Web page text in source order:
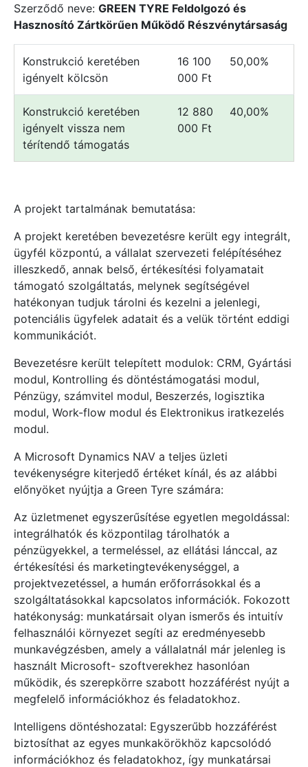
Szerződő neve: GREEN TYRE Feldolgozó és
Hasznosító Zártkörűen Működő Részvénytársaság
Konstrukció keretében
igényelt kölcsön
16 100
000 Ft
50,00%
Konstrukció keretében
igényelt vissza nem
térítendő támogatás
12 880
000 Ft
40,00%
A projekt tartalmának bemutatása:
A projekt keretében bevezetésre került egy integrált,
ügyfél központú, a vállalat szervezeti felépítéséhez
illeszkedő, annak belső, értékesítési folyamatait
támogató szolgáltatás, melynek segítségével
hatékonyan tudjuk tárolni és kezelni a jelenlegi,
potenciális ügyfelek adatait és a velük történt eddigi
kommunikációt.
Bevezetésre került telepített modulok: CRM, Gyártási
modul, Kontrolling és döntéstámogatási modul,
Pénzügy, számvitel modul, Beszerzés, logisztika
modul, Work-flow modul és Elektronikus iratkezelés
modul.
A Microsoft Dynamics NAV a teljes üzleti
tevékenységre kiterjedő értéket kínál, és az alábbi
előnyöket nyújtja a Green Tyre számára:
Az üzletmenet egyszerűsítése egyetlen megoldással:
integrálhatók és központilag tárolhatók a
pénzügyekkel, a termeléssel, az ellátási lánccal, az
értékesítési és marketingtevékenységgel, a
projektvezetéssel, a humán erőforrásokkal és a
szolgáltatásokkal kapcsolatos információk. Fokozott
hatékonyság: munkatársait olyan ismerős és intuitív
felhasználói környezet segíti az eredményesebb
munkavégzésben, amely a vállalatnál már jelenleg is
használt Microsoft- szoftverekhez hasonlóan
működik, és szerepkörre szabott hozzáférést nyújt a
megfelelő információkhoz és feladatokhoz.
Intelligens döntéshozatal: Egyszerűbb hozzáférést
biztosíthat az egyes munkakörökhöz kapcsolódó
információkhoz és feladatokhoz, így munkatársai